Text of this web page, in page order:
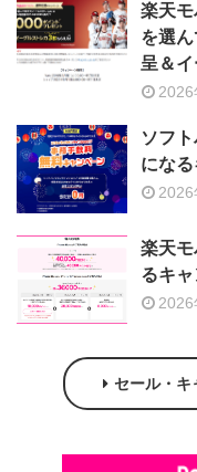
楽天
を選
呈＆
2026
ソフ
にな
2026
楽天
るキャ
2026
セール・キ